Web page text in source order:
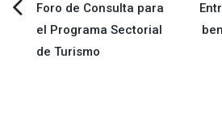
Navegación
de
Foro de Consulta para
el Programa Sectorial
de Turismo